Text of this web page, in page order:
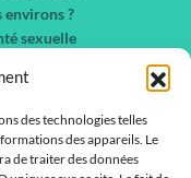
des technologies telles
des appareils. Le
de traiter des données
environs ?
sexuelle